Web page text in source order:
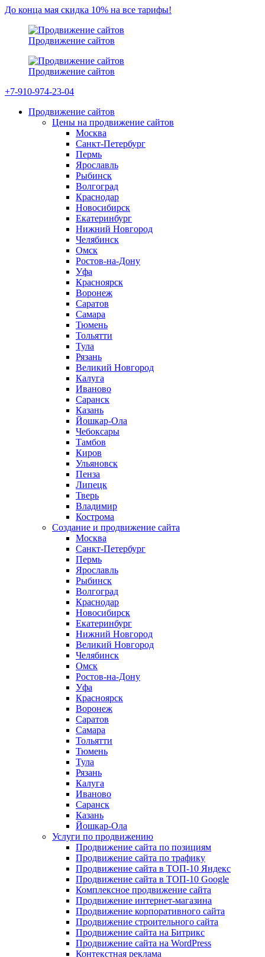
До конца мая скидка 10% на все тарифы!
Продвижение сайтов
Продвижение сайтов
+7-910-974-23-04
Продвижение сайтов
Цены на продвижение сайтов
Москва
Санкт-Петербург
Пермь
Ярославль
Рыбинск
Волгоград
Краснодар
Новосибирск
Екатеринбург
Нижний Новгород
Челябинск
Омск
Ростов-на-Дону
Уфа
Красноярск
Воронеж
Саратов
Самара
Тюмень
Тольятти
Тула
Рязань
Великий Новгород
Калуга
Иваново
Саранск
Казань
Йошкар-Ола
Чебоксары
Тамбов
Киров
Ульяновск
Пенза
Липецк
Тверь
Владимир
Кострома
Создание и продвижение сайта
Москва
Санкт-Петербург
Пермь
Ярославль
Рыбинск
Волгоград
Краснодар
Новосибирск
Екатеринбург
Нижний Новгород
Великий Новгород
Челябинск
Омск
Ростов-на-Дону
Уфа
Красноярск
Воронеж
Саратов
Самара
Тольятти
Тюмень
Тула
Рязань
Калуга
Иваново
Саранск
Казань
Йошкар-Ола
Услуги по продвижению
Продвижение сайта по позициям
Продвижение сайта по трафику
Продвижение сайта в ТОП-10 Яндекс
Продвижение сайта в ТОП-10 Google
Комплексное продвижение сайта
Продвижение интернет-магазина
Продвижение корпоративного сайта
Продвижение строительного сайта
Продвижение сайта на Битрикс
Продвижение сайта на WordPress
Контекстная реклама